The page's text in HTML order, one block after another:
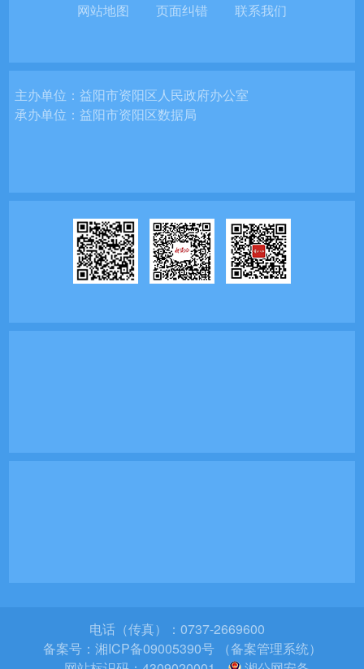
网站地图 页面纠错 联系我们
主办单位：益阳市资阳区人民政府办公室
承办单位：益阳市资阳区数据局
电话（传真）：0737-2669600
备案号： 湘ICP备09005390号 （备案管理系统）